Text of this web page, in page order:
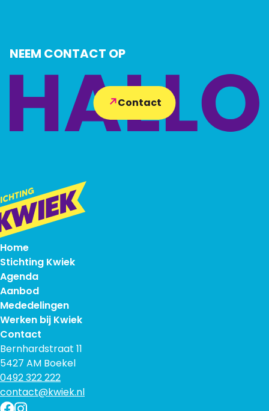
NEEM CONTACT OP
Contact
Home
Stichting Kwiek
Agenda
Aanbod
Mededelingen
Werken bij Kwiek
Contact
Bernhardstraat 11
5427 AM Boekel
0492 322 222
contact@kwiek.nl